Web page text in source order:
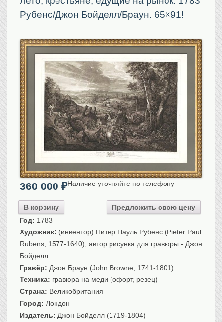
Портреты царской семьи
Москва
Санкт-Петербург
Российская империя
Прочие
Старинные карты
Российская империя
Европа
Исторические карты
Виды городов
Москва
Санкт-Петербург
Российская империя
Прочие
Севастополь, Крым
Ценные бумаги
История моды. Униформа
Гражданская мода
Униформа
Охота. Флора. Фауна
Рубенс/Джон Бойделл/Браун. 65×91!
360 000 ₽
В корзину Предложить свою цену
Наличие уточняйте по телефону
Год: 1783
Художник: (инвентор) Питер Пауль Рубенс (Pieter Paul
Rubens, 1577-1640), автор рисунка для гравюры - Джон
Бойделл
Гравёр: Джон Браун (John Browne, 1741-1801)
Техника: гравюра на меди (офорт, резец)
Страна: Великобритания
Город: Лондон
Издатель: Джон Бойделл (1719-1804)